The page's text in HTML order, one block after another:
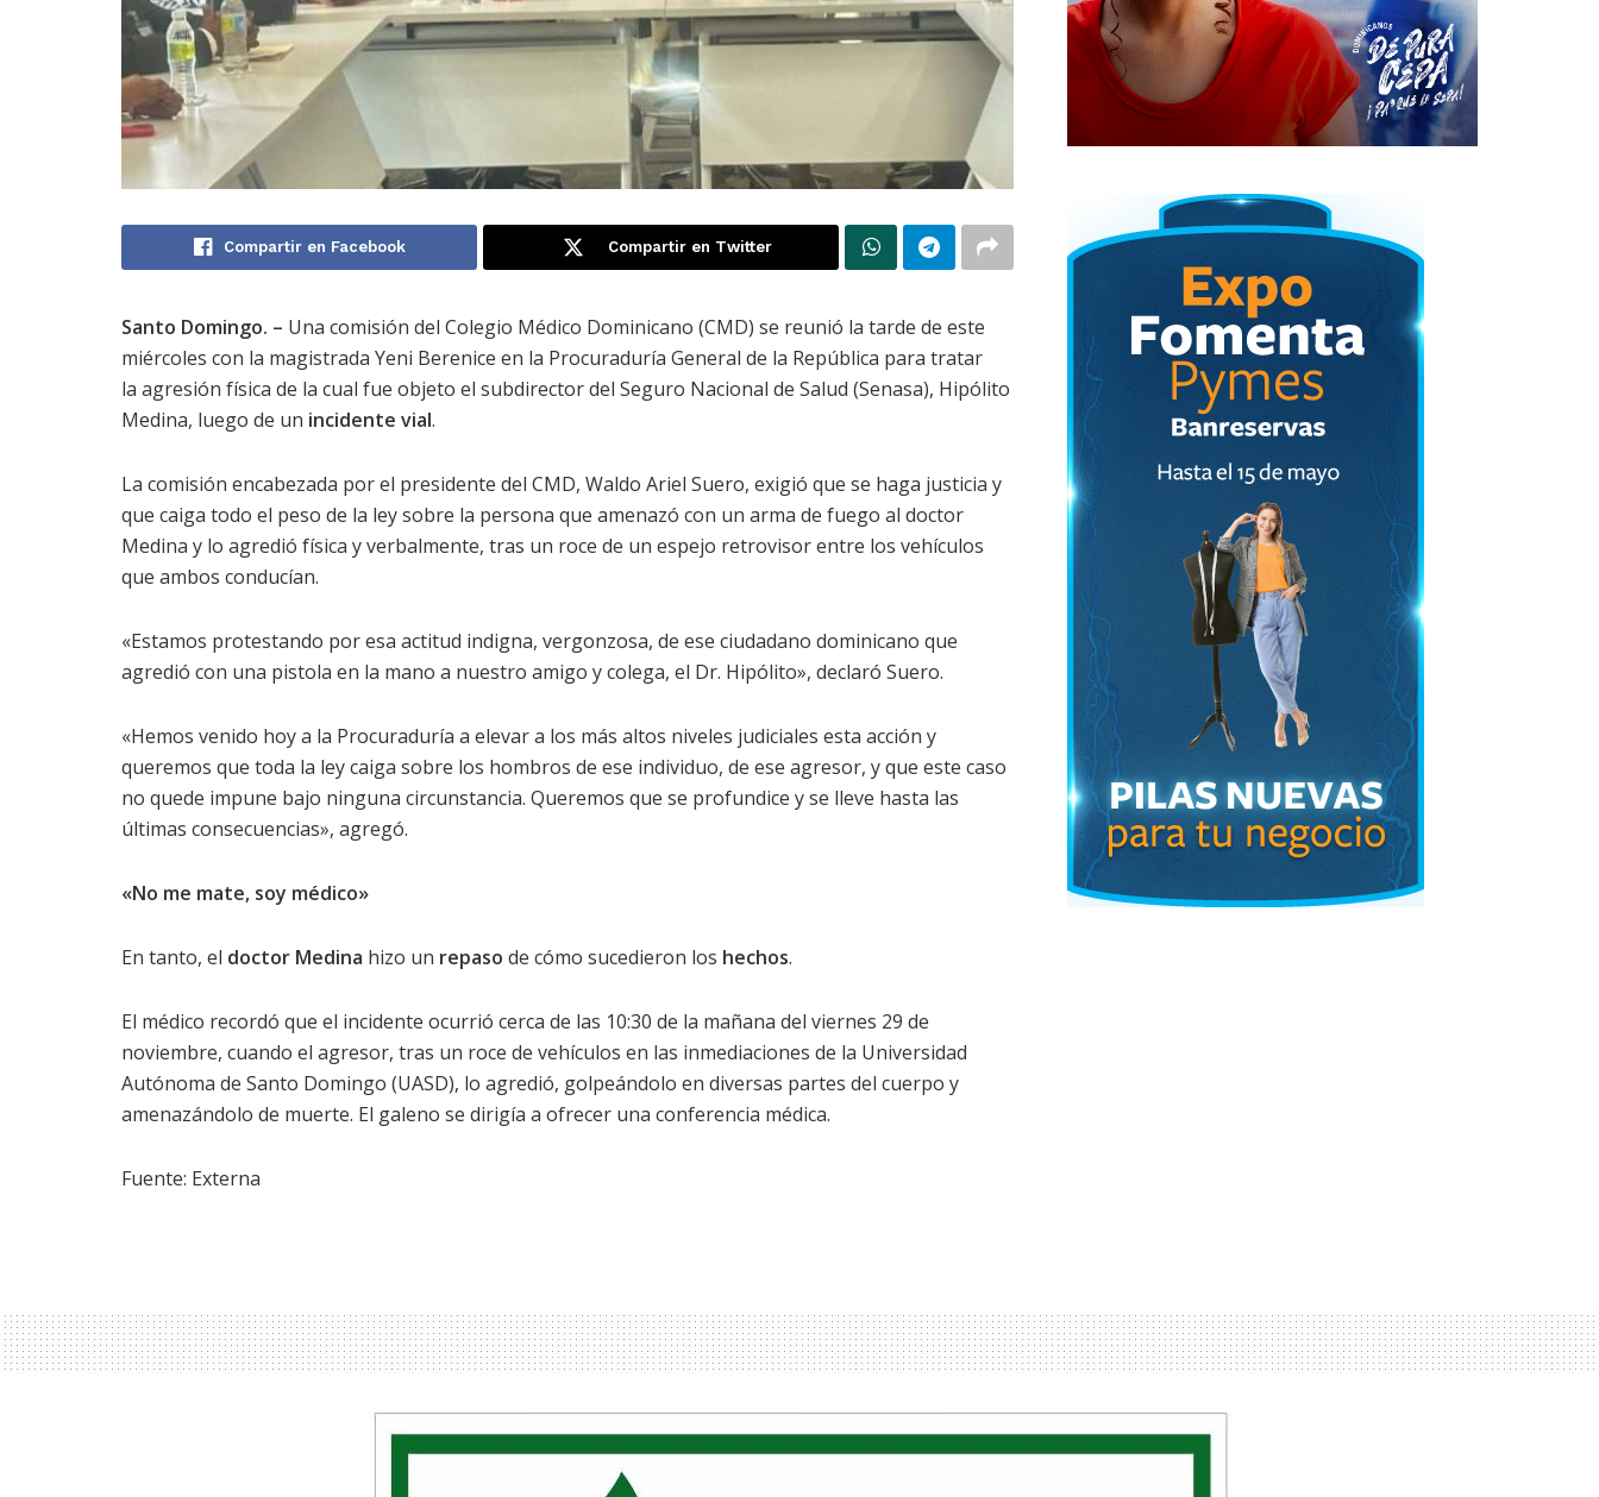
Compartir en Facebook Compartir en Twitter
Santo Domingo. – Una comisión del Colegio Médico Dominicano (CMD) se reunió la tarde de este
miércoles con la magistrada Yeni Berenice en la Procuraduría General de la República para tratar
la agresión física de la cual fue objeto el subdirector del Seguro Nacional de Salud (Senasa), Hipólito
Medina, luego de un incidente vial.
La comisión encabezada por el presidente del CMD, Waldo Ariel Suero, exigió que se haga justicia y
que caiga todo el peso de la ley sobre la persona que amenazó con un arma de fuego al doctor
Medina y lo agredió física y verbalmente, tras un roce de un espejo retrovisor entre los vehículos
que ambos conducían.
«Estamos protestando por esa actitud indigna, vergonzosa, de ese ciudadano dominicano que
agredió con una pistola en la mano a nuestro amigo y colega, el Dr. Hipólito», declaró Suero.
«Hemos venido hoy a la Procuraduría a elevar a los más altos niveles judiciales esta acción y
queremos que toda la ley caiga sobre los hombros de ese individuo, de ese agresor, y que este caso
no quede impune bajo ninguna circunstancia. Queremos que se profundice y se lleve hasta las
últimas consecuencias», agregó.
«No me mate, soy médico»
En tanto, el doctor Medina hizo un repaso de cómo sucedieron los hechos.
El médico recordó que el incidente ocurrió cerca de las 10:30 de la mañana del viernes 29 de
noviembre, cuando el agresor, tras un roce de vehículos en las inmediaciones de la Universidad
Autónoma de Santo Domingo (UASD), lo agredió, golpeándolo en diversas partes del cuerpo y
amenazándolo de muerte. El galeno se dirigía a ofrecer una conferencia médica.
Fuente: Externa